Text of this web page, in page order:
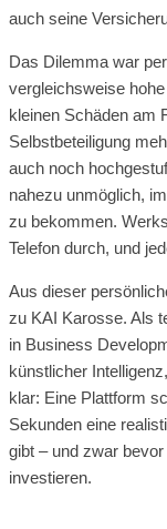
auch seine
Das Dilemma war
vergleichsweise
kleinen Schäden am
Selbstbeteiligung
auch noch
nahezu unmöglich,
zu bekommen.
Telefon durch, und
Aus dieser
zu KAI Karosse. Als
in Business
künstlicher
klar: Eine Plattform
Sekunden eine
gibt – und zwar
investieren.